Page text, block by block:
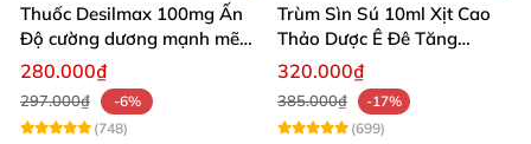
Thuốc Desilmax 100mg Ấn
Độ cường dương mạnh mẽ
tăng sinh lý phái mạnh
280.000₫
297.000₫
-6%
(748)
Trùm Sìn Sú 10ml Xịt Cao
Thảo Dược Ê Đê Tăng
Cường Sinh Lý
320.000₫
385.000₫
-17%
(699)